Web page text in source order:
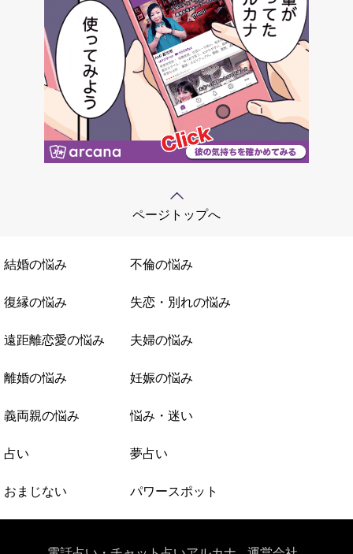
ページトップへ
結婚の悩み 不倫の悩み
復縁の悩み 失恋・別れの悩み
遠距離恋愛の悩み 夫婦の悩み
離婚の悩み 妊娠の悩み
義両親の悩み 悩み・迷い
占い 夢占い
おまじない パワースポット